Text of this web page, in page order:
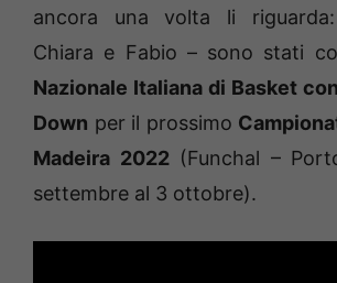
ancora una volta li
Chiara e Fabio – sono stati
Nazionale Italiana di Basket
Down per il prossimo
Madeira 2022(Funchal –
settembre al 3 ottobre).